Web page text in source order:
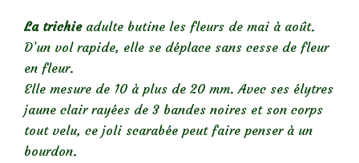
La trichieadulte butine les fleurs de mai à août.
D’un vol rapide, elle se déplace sans cesse de fleur
en fleur.
Elle mesure de 10 à plus de 20 mm. Avec ses élytres
jaune clair rayées de 3 bandes noires et son corps
tout velu, ce joli scarabée peut faire penser à un
bourdon.